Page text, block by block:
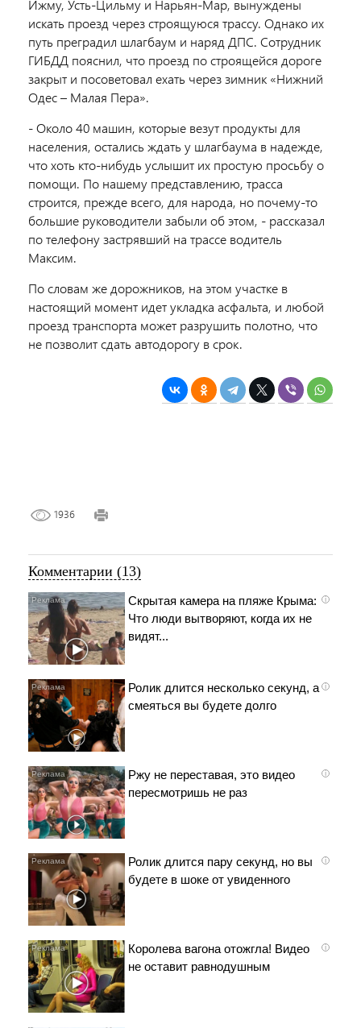
Ижму, Усть-Цильму и Нарьян-Мар, вынуждены
искать проезд через строящуюся трассу. Однако их
путь преградил шлагбаум и наряд ДПС. Сотрудник
ГИБДД пояснил, что проезд по строящейся дороге
закрыт и посоветовал ехать через зимник «Нижний
Одес – Малая Пера».
- Около 40 машин, которые везут продукты для
населения, остались ждать у шлагбаума в надежде,
что хоть кто-нибудь услышит их простую просьбу о
помощи. По нашему представлению, трасса
строится, прежде всего, для народа, но почему-то
большие руководители забыли об этом, - рассказал
по телефону застрявший на трассе водитель
Максим.
По словам же дорожников, на этом участке в
настоящий момент идет укладка асфальта, и любой
проезд транспорта может разрушить полотно, что
не позволит сдать автодорогу в срок.
1936
Комментарии (13)
i
Скрытая камера на пляже Крыма:
Что люди вытворяют, когда их не
видят...
i
Ролик длится несколько секунд, а
смеяться вы будете долго
i
Ржу не переставая, это видео
пересмотришь не раз
i
Ролик длится пару секунд, но вы
будете в шоке от увиденного
i
Королева вагона отожгла! Видео
не оставит равнодушным